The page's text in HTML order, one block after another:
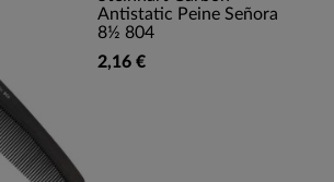
Antistatic Peine Señora
8½ 804
2,16 €